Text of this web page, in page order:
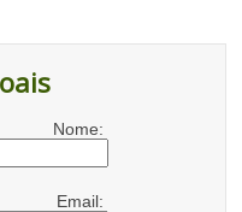
Nome:
Email: